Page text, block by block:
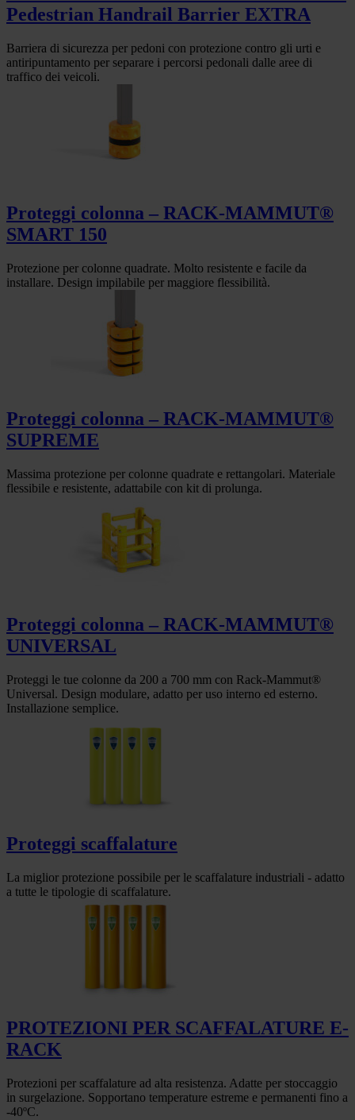
Pedestrian Handrail Barrier EXTRA
Barriera di sicurezza per pedoni con protezione contro gli urti e
antiripuntamento per separare i percorsi pedonali dalle aree di
traffico dei veicoli.
Proteggi colonna – RACK-MAMMUT®
SMART 150
Protezione per colonne quadrate. Molto resistente e facile da
installare. Design impilabile per maggiore flessibilità.
Proteggi colonna – RACK-MAMMUT®
SUPREME
Massima protezione per colonne quadrate e rettangolari. Materiale
flessibile e resistente, adattabile con kit di prolunga.
Proteggi colonna – RACK-MAMMUT®
UNIVERSAL
Proteggi le tue colonne da 200 a 700 mm con Rack-Mammut®
Universal. Design modulare, adatto per uso interno ed esterno.
Installazione semplice.
Proteggi scaffalature
La miglior protezione possibile per le scaffalature industriali - adatto
a tutte le tipologie di scaffalature.
PROTEZIONI PER SCAFFALATURE E-
RACK
Protezioni per scaffalature ad alta resistenza. Adatte per stoccaggio
in surgelazione. Sopportano temperature estreme e permanenti fino a
-40ºC.